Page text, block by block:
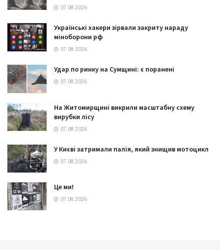
07.08.2026
Українські хакери зірвали закриту нараду
міноборони рф
07.08.2026
Удар по ринку на Сумщині: є поранені
07.08.2026
На Житомирщині викрили масштабну схему
вирубки лісу
07.08.2026
У Києві затримали палія, який знищив мотоцикл
07.08.2026
Це ми!
07.08.2026